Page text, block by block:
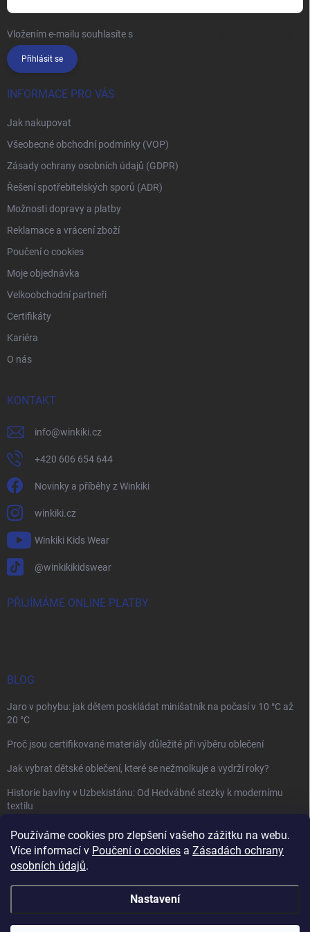
Používáme cookies pro zlepšení vašeho zážitku na webu.
Více informací v Poučení o cookies a Zásadách ochrany
osobních údajů.
Nastavení
Vložením e-mailu souhlasíte s
Přihlásit se
INFORMACE PRO VÁS
Jak nakupovat
Všeobecné obchodní podmínky (VOP)
Zásady ochrany osobních údajů (GDPR)
Řešení spotřebitelských sporů (ADR)
Možnosti dopravy a platby
Reklamace a vrácení zboží
Poučení o cookies
Moje objednávka
Velkoobchodní partneři
Certifikáty
Kariéra
O nás
KONTAKT
info@winkiki.cz
+420 606 654 644
Novinky a příběhy z Winkiki
winkiki.cz
Winkiki Kids Wear
@winkikikidswear
PŘIJÍMÁME ONLINE PLATBY
BLOG
Jaro v pohybu: jak dětem poskládat minišatník na počasí v 10 °C až
20 °C
Proč jsou certifikované materiály důležité při výběru oblečení
Jak vybrat dětské oblečení, které se nežmolkuje a vydrží roky?
Historie bavlny v Uzbekistánu: Od Hedvábné stezky k modernímu
textilu
Mamazone |
Copyright 2026Winkiki. Všechna práva vyhrazena.Upravit nastavení